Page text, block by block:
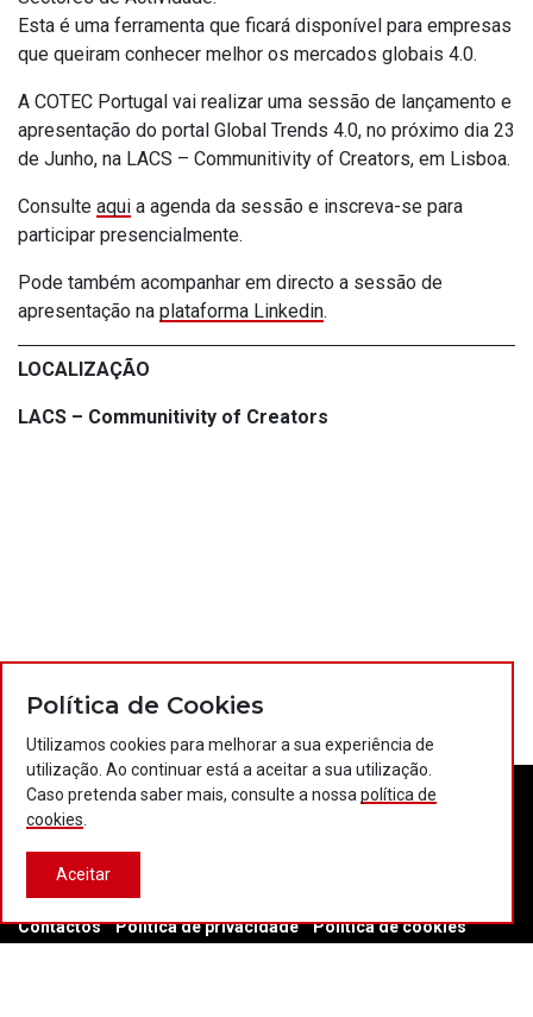
Esta é uma ferramenta que ficará disponível para empresas
que queiram conhecer melhor os mercados globais 4.0.
A COTEC Portugal vai realizar uma sessão de lançamento e
apresentação do portal Global Trends 4.0, no próximo dia 23
de Junho, na LACS – Communitivity of Creators, em Lisboa.
Consulte aqui a agenda da sessão e inscreva-se para
participar presencialmente.
Pode também acompanhar em directo a sessão de
apresentação na plataforma Linkedin.
LOCALIZAÇÃO
LACS – Communitivity of Creators
Contactos Política de privacidade
Política de cookies
Política de Cookies
Utilizamos cookies para melhorar a sua experiência de
utilização. Ao continuar está a aceitar a sua utilização.
Caso pretenda saber mais, consulte a nossa política de
cookies
Aceitar